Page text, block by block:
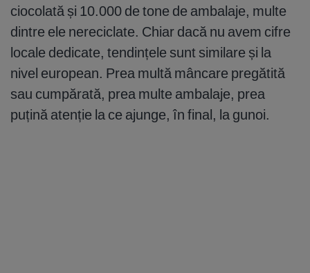
ciocolată și 10.000 de tone de ambalaje, multe
dintre ele nereciclate. Chiar dacă nu avem cifre
locale dedicate, tendințele sunt similare și la
nivel european. Prea multă mâncare pregătită
sau cumpărată, prea multe ambalaje, prea
puțină atenție la ce ajunge, în final, la gunoi.